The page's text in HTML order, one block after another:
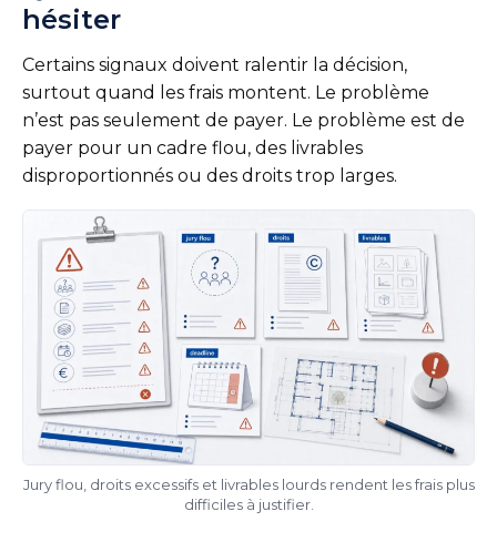
hésiter
Certains signaux doivent ralentir la décision,
surtout quand les frais montent. Le problème
n’est pas seulement de payer. Le problème est de
payer pour un cadre flou, des livrables
disproportionnés ou des droits trop larges.
Jury flou, droits excessifs et livrables lourds rendent les frais plus
difficiles à justifier.